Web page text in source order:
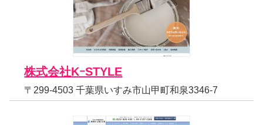
株式会社KｰSTYLE
〒299-4503 千葉県いすみ市山甲町和泉3346-7